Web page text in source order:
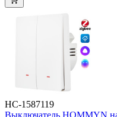
НС-1587119
Выключатель HOMMYN